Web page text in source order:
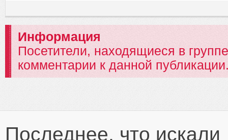
Информация
Посетители, находящиеся в
комментарии к данной
Последнее, что искали